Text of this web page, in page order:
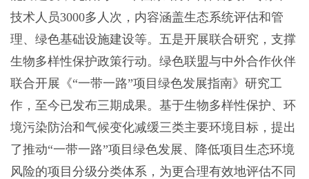
技术人员3000多人次，内容涵盖生态系统评估和管
理、绿色基础设施建设等。五是开展联合研究，支撑
生物多样性保护政策行动。绿色联盟与中外合作伙伴
联合开展《“一带一路”项目绿色发展指南》研究工
作，至今已发布三期成果。基于生物多样性保护、环
境污染防治和气候变化减缓三类主要环境目标，提出
了推动“一带一路”项目绿色发展、降低项目生态环境
风险的项目分级分类体系，为更合理有效地评估不同